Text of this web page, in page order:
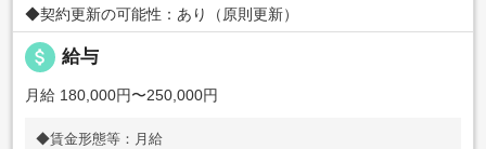
◆契約更新の可能性：あり（原則更新）
attach_money 給与
月給 180,000円〜250,000円
◆賃金形態等：月給